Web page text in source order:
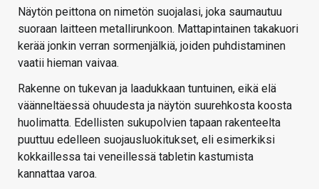
Näytön peittona on nimetön suojalasi, joka saumautuu
suoraan laitteen metallirunkoon. Mattapintainen takakuori
kerää jonkin verran sormenjälkiä, joiden puhdistaminen
vaatii hieman vaivaa.
Rakenne on tukevan ja laadukkaan tuntuinen, eikä elä
väänneltäessä ohuudesta ja näytön suurehkosta koosta
huolimatta. Edellisten sukupolvien tapaan rakenteelta
puuttuu edelleen suojausluokitukset, eli esimerkiksi
kokkaillessa tai veneillessä tabletin kastumista
kannattaa varoa.